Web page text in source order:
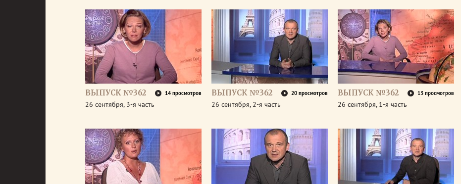
ВЫПУСК №362 14 просмотров
26 сентября, 3-я часть
ВЫПУСК №362 20 просмотров
26 сентября, 2-я часть
ВЫПУСК №362 13 просмотров
26 сентября, 1-я часть